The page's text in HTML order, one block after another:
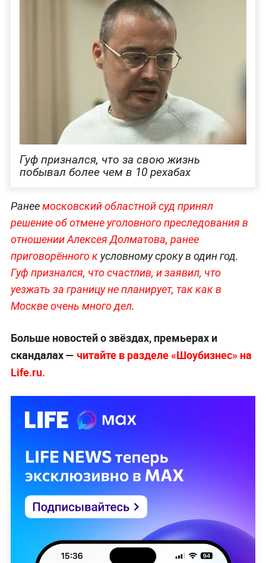
Гуф признался, что за свою жизнь
побывал более чем в 10 рехабах
Ранеемосковский областной суд принял
решение об отмене уголовного преследования в
отношении Алексея Долматова, ранее
приговорённого к условному сроку в один год.
Гуф признался, что счастлив, и заявил, что
уезжать за границу не планирует, так как в
Москве очень много дел.
Больше новостей о звёздах, премьерах и
скандалах — читайте в разделе «Шоубизнес» на
Life.ru.